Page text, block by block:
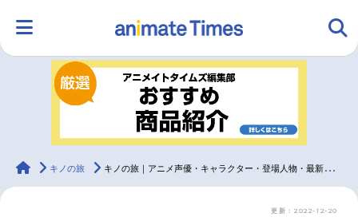
ランキング アニメ
ラジオ
animateTimes
キノの旅 キノの旅｜アニメ声優・キャラクター・登場人物・最新情報一覧
更新：2022-12-20